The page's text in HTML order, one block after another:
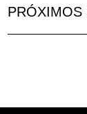
PRÓXIMOS